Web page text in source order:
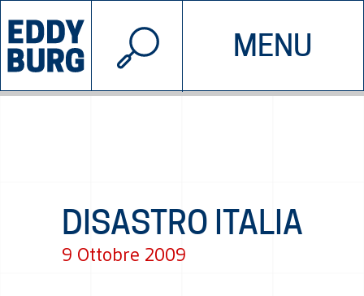
MENU
INIZIATIVE CHI SIAMO
© 2026 EDDYBURG
DISASTRO ITALIA
9 Ottobre 2009